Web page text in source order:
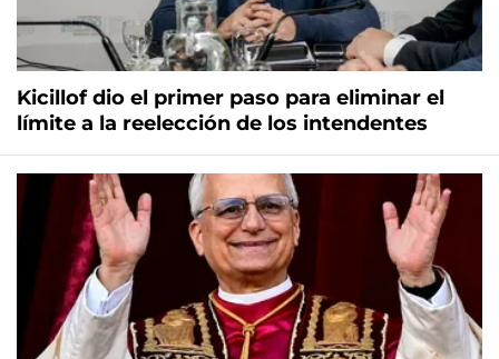
Kicillof dio el primer paso para eliminar el
límite a la reelección de los intendentes